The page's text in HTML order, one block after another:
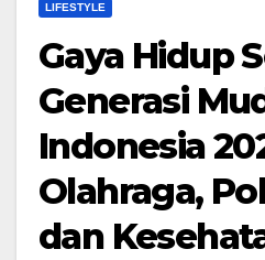
LIFESTYLE
Gaya Hidup
Generasi
Indonesia
Olahraga,
dan